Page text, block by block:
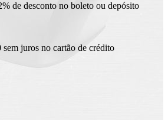
de desconto no boleto ou depósito
juros no cartão de crédito